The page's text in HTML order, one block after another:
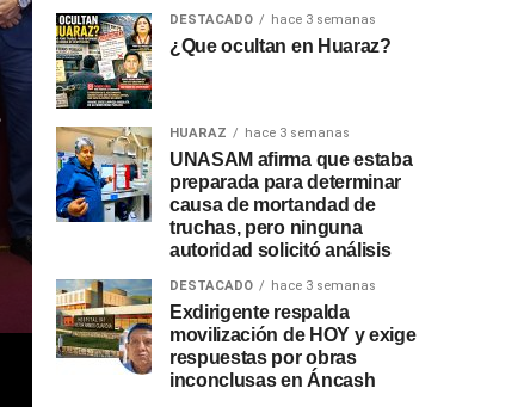
DESTACADO hace 3 semanas
¿Que ocultan en Huaraz?
HUARAZ hace 3 semanas
UNASAM afirma que estaba
preparada para determinar
causa de mortandad de
truchas, pero ninguna
autoridad solicitó análisis
DESTACADO hace 3 semanas
Exdirigente respalda
movilización de HOY y exige
respuestas por obras
inconclusas en Áncash